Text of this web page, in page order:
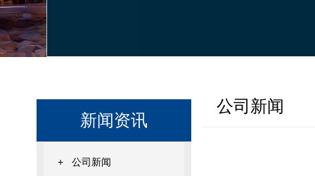
新闻资讯
+ 公司新闻
公司新闻